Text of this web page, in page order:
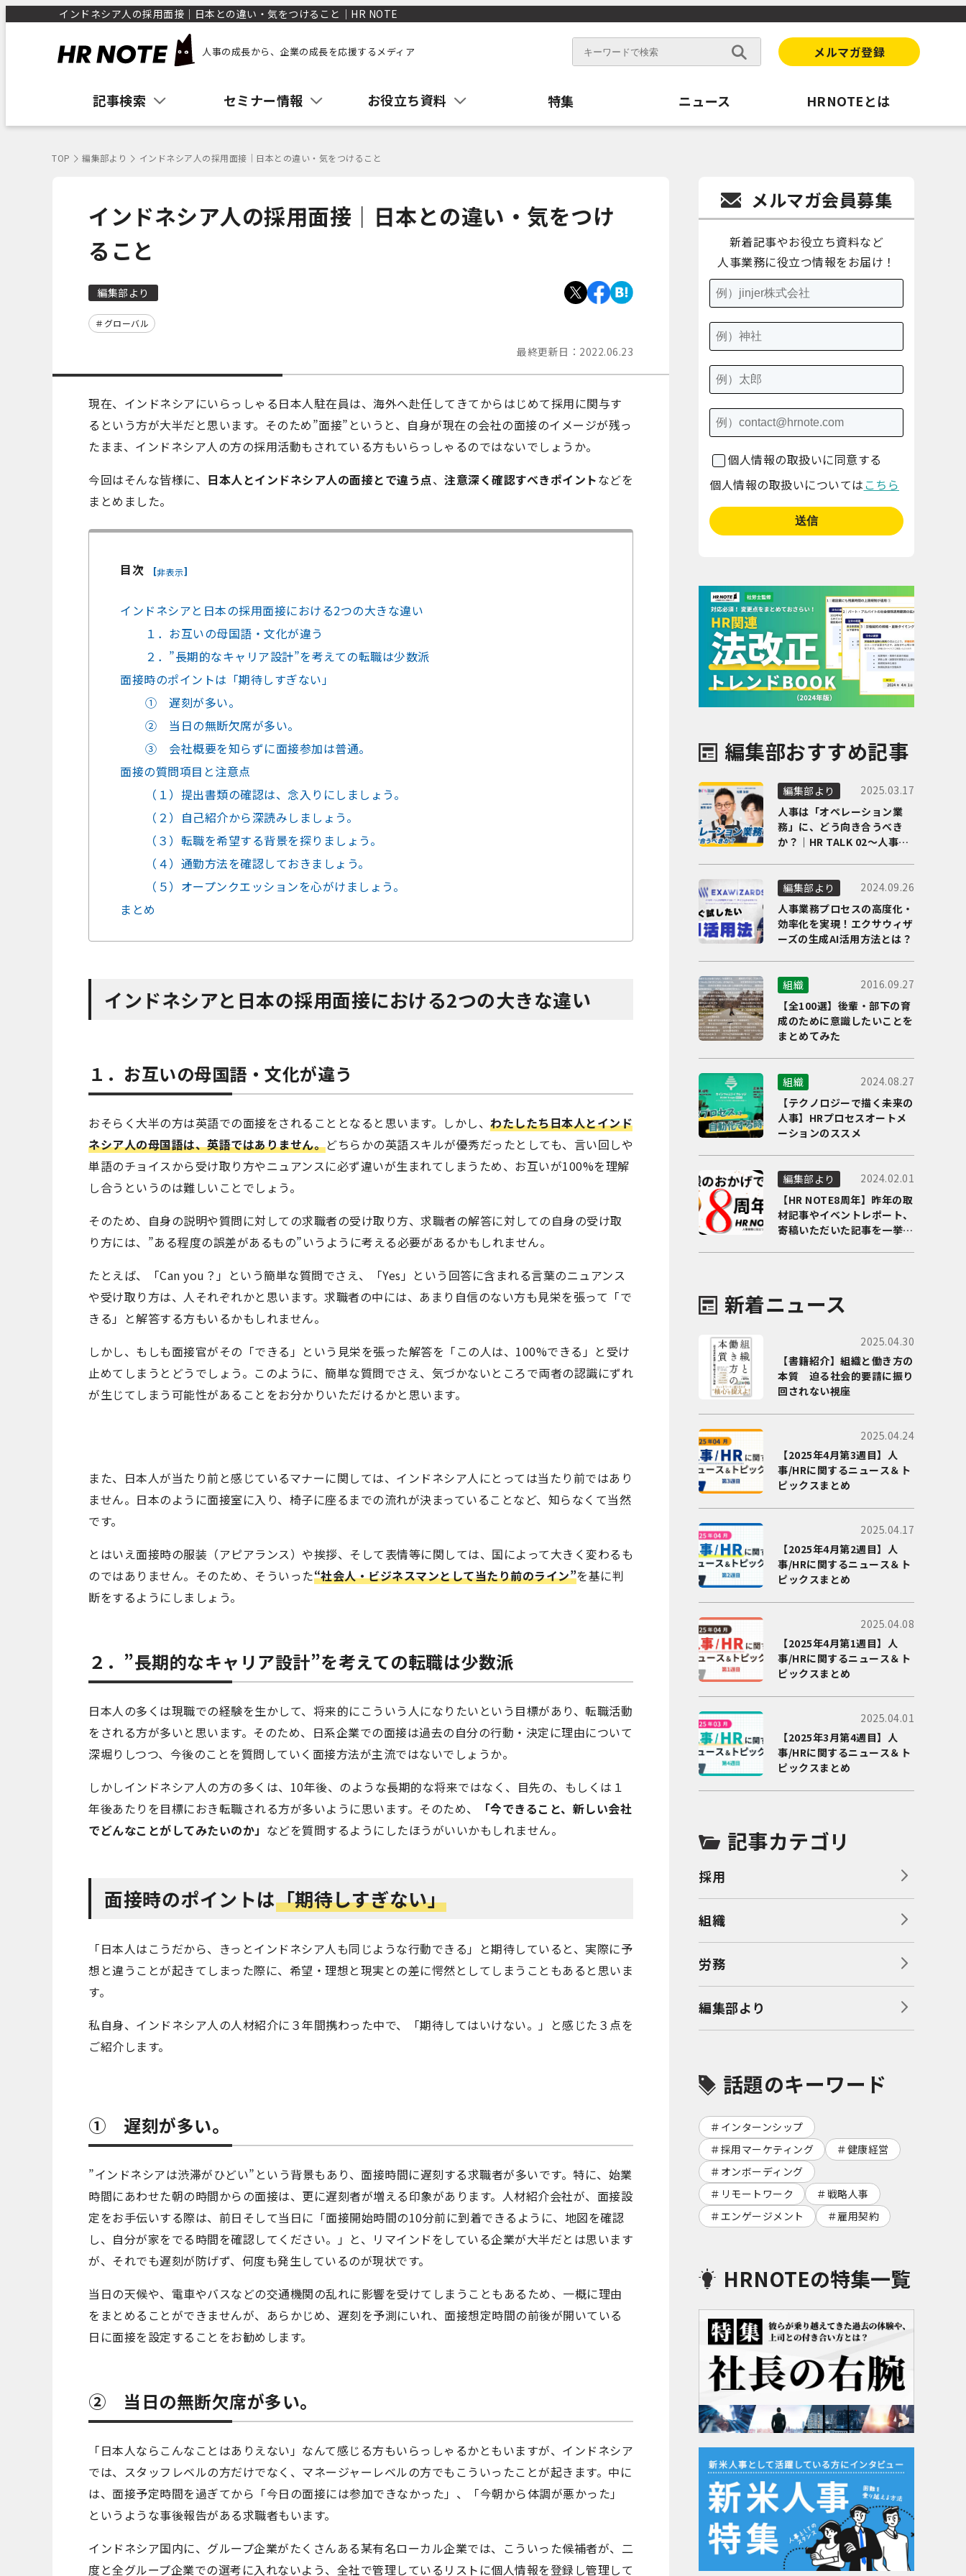
インドネシア人の採用面接｜日本との違い・気をつけること｜HR NOTE
人事の成長から、企業の成長を応援するメディア メルマガ登録
記事検索 セミナー情報 お役立ち資料 特集 ニュース HRNOTEとは
TOP 編集部より インドネシア人の採用面接｜日本との違い・気をつけること
インドネシア人の採用面接｜日本との違い・気をつけ
ること
編集部より
グローバル
最終更新日： 2022.06.23
現在、インドネシアにいらっしゃる日本人駐在員は、海外へ赴任してきてからはじめて採用に関与す
るという方が大半だと思います。そのため”面接”というと、自身が現在の会社の面接のイメージが残っ
たまま、インドネシア人の方の採用活動もされている方もいらっしゃるのではないでしょうか。
今回はそんな皆様に、 日本人とインドネシア人の面接とで違う点、 注意深く確認すべきポイントなどを
まとめました。
目次 [非表示]
インドネシアと日本の採用面接における2つの大きな違い
１．お互いの母国語・文化が違う
２．”長期的なキャリア設計”を考えての転職は少数派
面接時のポイントは「期待しすぎない」
① 遅刻が多い。
② 当日の無断欠席が多い。
③ 会社概要を知らずに面接参加は普通。
面接の質問項目と注意点
（１）提出書類の確認は、念入りにしましょう。
（２）自己紹介から深読みしましょう。
（３）転職を希望する背景を探りましょう。
（４）通勤方法を確認しておきましょう。
（５）オープンクエッションを心がけましょう。
まとめ
インドネシアと日本の採用面接における2つの大きな違い
１．お互いの母国語・文化が違う
おそらく大半の方は英語での面接をされることとなると思います。しかし、 わたしたち日本人とインド
ネシア人の母国語は、英語ではありません。どちらかの英語スキルが優秀だったとしても、言い回しや
単語のチョイスから受け取り方やニュアンスに必ず違いが生まれてしまうため、お互いが100%を理解
し合うというのは難しいことでしょう。
そのため、自身の説明や質問に対しての求職者の受け取り方、求職者の解答に対しての自身の受け取
り方には、”ある程度の誤差があるもの”いうように考える必要があるかもしれません。
たとえば、「Can you？」という簡単な質問でさえ、「Yes」という回答に含まれる言葉のニュアンス
や受け取り方は、人それぞれかと思います。求職者の中には、あまり自信のない方も見栄を張って「で
きる」と解答する方もいるかもしれません。
しかし、もしも面接官がその「できる」という見栄を張った解答を「この人は、100%できる」と受け
止めてしまうとどうでしょう。このように、簡単な質問でさえ、気づかないところで両者の認識にずれ
が生じてしまう可能性があることをお分かりいただけるかと思います。
また、日本人が当たり前と感じているマナーに関しては、インドネシア人にとっては当たり前ではあり
ません。日本のように面接室に入り、椅子に座るまでの流れが決まっていることなど、知らなくて当然
です。
とはいえ面接時の服装（アピアランス）や挨拶、そして表情等に関しては、国によって大きく変わるも
のではありません。そのため、そういった“社会人・ビジネスマンとして当たり前のライン”を基に判
断をするようにしましょう。
２．”長期的なキャリア設計”を考えての転職は少数派
日本人の多くは現職での経験を生かして、将来的にこういう人になりたいという目標があり、転職活動
をされる方が多いと思います。そのため、日系企業での面接は過去の自分の行動・決定に理由について
深堀りしつつ、今後のことを質問していく面接方法が主流ではないでしょうか。
しかしインドネシア人の方の多くは、10年後、のような長期的な将来ではなく、目先の、もしくは１
年後あたりを目標におき転職される方が多いように思います。そのため、
「今できること、新しい会社
でどんなことがしてみたいのか」 などを質問するようにしたほうがいいかもしれません。
面接時のポイントは「期待しすぎない」
「日本人はこうだから、きっとインドネシア人も同じような行動できる」と期待していると、実際に予
想と違うことが起きてしまった際に、希望・理想と現実との差に愕然としてしまうこともあると思いま
す。
私自身、インドネシア人の人材紹介に３年間携わった中で、「期待してはいけない。」と感じた３点を
ご紹介します。
① 遅刻が多い。
”インドネシアは渋滞がひどい”という背景もあり、面接時間に遅刻する求職者が多いです。特に、始業
時間にあわせた朝の時間からの面接は、更に遅刻者が増える印象があります。人材紹介会社が、面接設
定をお手伝いする際は、前日そして当日に「面接開始時間の10分前に到着できるように、地図を確認
し、自分が家をでる時間を確認してください。」と、リマインドをしている企業が大半だとは思います
が、それでも遅刻が防げず、何度も発生しているのが現状です。
当日の天候や、電車やバスなどの交通機関の乱れに影響を受けてしまうこともあるため、一概に理由
をまとめることができませんが、あらかじめ、遅刻を予測にいれ、面接想定時間の前後が開いている
日に面接を設定することをお勧めします。
② 当日の無断欠席が多い。
「日本人ならこんなことはありえない」なんて感じる方もいらっしゃるかともいますが、インドネシア
では、スタッフレベルの方だけでなく、マネージャーレベルの方でもこういったことが起きます。中に
は、面接予定時間を過ぎてから「今日の面接には参加できなかった」、「今朝から体調が悪かった」
というような事後報告がある求職者もいます。
インドネシア国内に、グループ企業がたくさんある某有名ローカル企業では、こういった候補者が、二
度と全グループ企業での選考に入れないよう、全社で管理しているリストに個人情報を登録し管理して
メルマガ会員募集
新着記事やお役立ち資料など
人事業務に役立つ情報をお届け！
個人情報の取扱いに同意する
個人情報の取扱いについては こちら
編集部おすすめ記事
編集部より
2025.03.17
人事は「オペレーション業
務」に、どう向き合うべき
か？｜HR TALK 02～人事DX
編集部より
2024.09.26
人事業務プロセスの高度化・
効率化を実現！エクサウィザ
ーズの生成AI活用方法とは？
組織
2016.09.27
【全100選】後輩・部下の育
成のために意識したいことを
まとめてみた
組織
2024.08.27
【テクノロジーで描く未来の
人事】HRプロセスオートメ
ーションのススメ
編集部より
2024.02.01
【HR NOTE8周年】昨年の取
材記事やイベントレポート、
寄稿いただいた記事を一挙に
新着ニュース
2025.04.30
【書籍紹介】組織と働き方の
本質 迫る社会的要請に振り
回されない視座
2025.04.24
【2025年4月第3週目】人
事/HRに関するニュース＆ト
ピックスまとめ
2025.04.17
【2025年4月第2週目】人
事/HRに関するニュース＆ト
ピックスまとめ
2025.04.08
【2025年4月第1週目】人
事/HRに関するニュース＆ト
ピックスまとめ
2025.04.01
【2025年3月第4週目】人
事/HRに関するニュース＆ト
ピックスまとめ
記事カテゴリ
採用
組織
労務
編集部より
話題のキーワード
インターンシップ
採用マーケティング
健康経営
オンボーディング
リモートワーク
戦略人事
エンゲージメント
雇用契約
HRNOTEの特集一覧